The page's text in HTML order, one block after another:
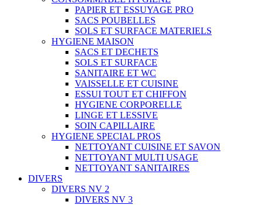
PAPIER ET ESSUYAGE PRO
SACS POUBELLES
SOLS ET SURFACE MATERIELS
HYGIENE MAISON
SACS ET DECHETS
SOLS ET SURFACE
SANITAIRE ET WC
VAISSELLE ET CUISINE
ESSUI TOUT ET CHIFFON
HYGIENE CORPORELLE
LINGE ET LESSIVE
SOIN CAPILLAIRE
HYGIENE SPECIAL PROS
NETTOYANT CUISINE ET SAVON
NETTOYANT MULTI USAGE
NETTOYANT SANITAIRES
DIVERS
DIVERS NV 2
DIVERS NV 3